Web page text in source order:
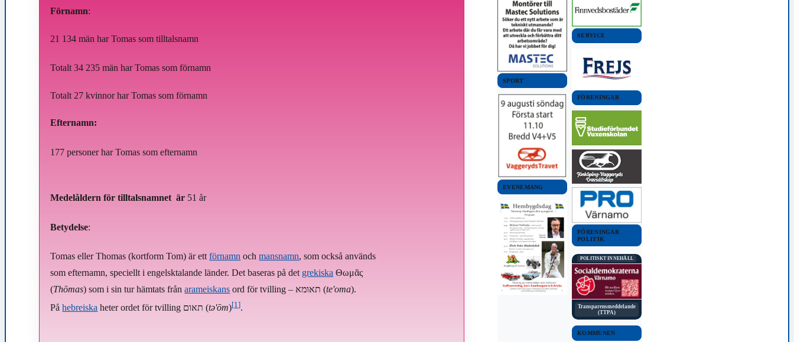
Förnamn:
21 134 män har Tomas som tilltalsnamn
Totalt 34 235 män har Tomas som förnamn
Totalt 27 kvinnor har Tomas som förnamn
Efternamn:
177 personerhar Tomas som efternamn
Medelåldern för tilltalsnamnet är 51 år
Betydelse:
Tomas eller Thomas (kortform Tom) är ettförnamn ochmansnamn, som också används
som efternamn, speciellt i engelsktalande länder. Det baseras på det grekiska Θωμᾶς
(Thōmas) som i sin tur hämtats frånarameiskans ord för tvilling – תאומא (te'oma).
Påhebreiska heter ordet för tvilling תאום (tə'ōm)[1].
SPORT
EVENEMANG
SERVICE
FÖRENINGAR
FÖRENINGAR
POLITIK
POLITISKT INNEHÅLL
Transparensmeddelande
(TTPA)
KOMMUNEN